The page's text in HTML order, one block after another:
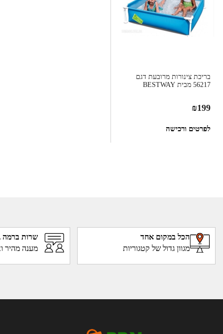
בריכת צינורות מרובעת דגם
56217 מבית BESTWAY
₪199
לפרטים ורכישה
הכל במקום אחד
מגוון גדול של קטגוריות
שרות ברמה
מענה מהיר